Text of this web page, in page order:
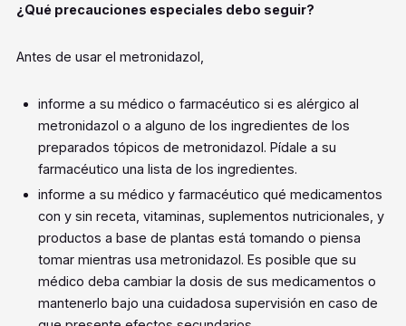
¿Qué precauciones especiales debo seguir?
Antes de usar el metronidazol,
informe a su médico o farmacéutico si es alérgico al
metronidazol o a alguno de los ingredientes de los
preparados tópicos de metronidazol. Pídale a su
farmacéutico una lista de los ingredientes.
informe a su médico y farmacéutico qué medicamentos
con y sin receta, vitaminas, suplementos nutricionales, y
productos a base de plantas está tomando o piensa
tomar mientras usa metronidazol. Es posible que su
médico deba cambiar la dosis de sus medicamentos o
mantenerlo bajo una cuidadosa supervisión en caso de